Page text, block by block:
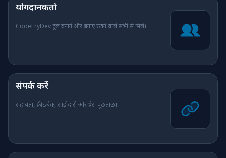
योगदानकर्ता
CodeFryDev टूल बनाने और बनाए रखने वाले सभी से मिलें।
संपर्क करें
सहायता, फ़ीडबैक, साझेदारी और प्रेस पूछताछ।